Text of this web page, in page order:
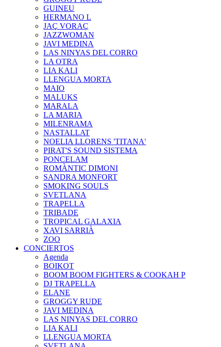
GUINEU
HERMANO L
JAÇ VORAÇ
JAZZWOMAN
JAVI MEDINA
LAS NINYAS DEL CORRO
LA OTRA
LIA KALI
LLENGUA MORTA
MAIO
MALUKS
MARALA
LA MARIA
MILENRAMA
NASTALLAT
NOELIA LLORENS 'TITANA'
PIRAT'S SOUND SISTEMA
PONCELAM
ROMÀNTIC DIMONI
SANDRA MONFORT
SMOKING SOULS
SVETLANA
TRAPELLA
TRIBADE
TROPICAL GALAXIA
XAVI SARRIÀ
ZOO
CONCIERTOS
Agenda
BOIKOT
BOOM BOOM FIGHTERS & COOKAH P
DJ TRAPELLA
ELANE
GROGGY RUDE
JAVI MEDINA
LAS NINYAS DEL CORRO
LIA KALI
LLENGUA MORTA